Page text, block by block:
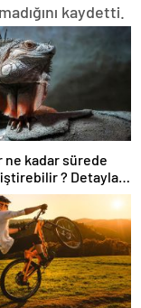
kaydetti.
ne kadar sürede
? Detaylar